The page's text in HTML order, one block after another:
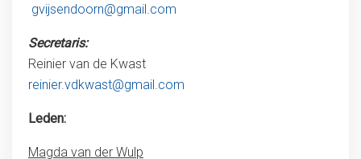
gvijsendoorn@gmail.com
Secretaris:
Reinier van de Kwast
reinier.vdkwast@gmail.com
Leden:
Magda van der Wulp